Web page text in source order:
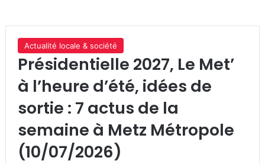
Actualité locale & société
Présidentielle 2027, Le Met’
à l’heure d’été, idées de
sortie : 7 actus de la
semaine à Metz Métropole
(10/07/2026)